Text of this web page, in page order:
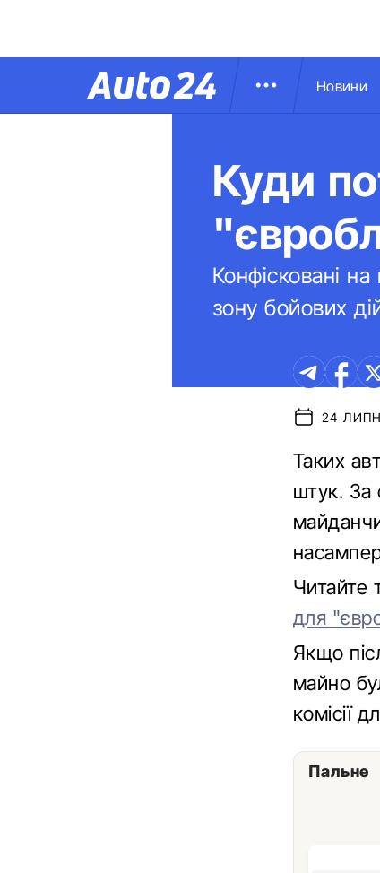
Новини
Куди
Конфісковані
зону бойових
24
Таких
штук. За
Читайте
для
Якщо
майно
комісії
Пальне